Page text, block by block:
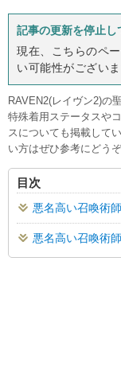
記事の更新を停止し
現在、こちらのペ
い可能性がござい
RAVEN2(レイヴン2)の
特殊着用ステータスや
スについても掲載して
い方はぜひ参考にどうぞ
目次
悪名高い召喚術
悪名高い召喚術